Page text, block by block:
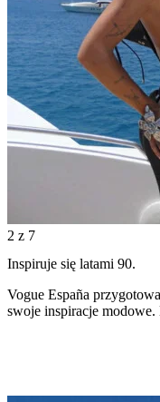
2 z 7
Inspiruje się latami 90.
Vogue España
swoje inspiracje modowe.